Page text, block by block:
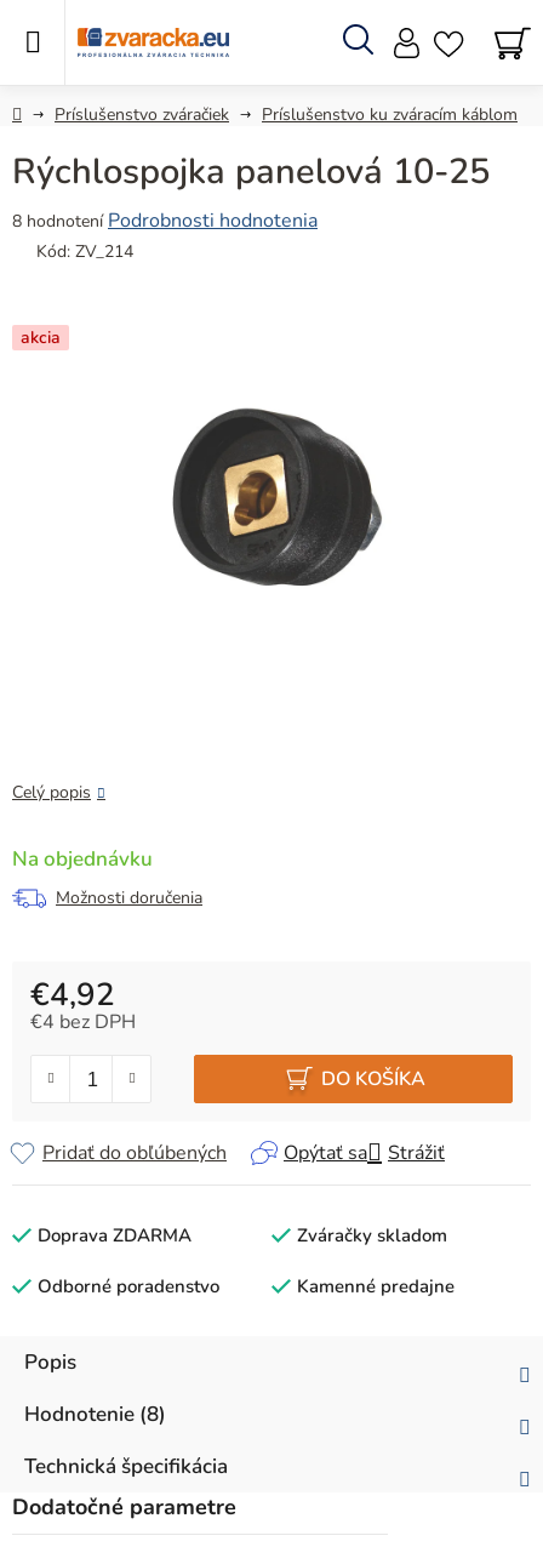
Hľadať
DomovPríslušenstvo zváračiek Príslušenstvo ku zváracím káblom
Celý popis
Na objednávku
Možnosti doručenia
€4,92
€4 bez DPH
DO KOŠÍKA
Opýtať sa Strážiť
Pridať do obľúbených
Rýchlospojka panelová 10-25
Priemerné
hodnotenie
5,0
z
8 hodnotení Podrobnosti hodnotenia
Kód: ZV_214
akcia
Doprava ZDARMA Zváračky skladom
Odborné poradenstvo Kamenné predajne
Popis
Hodnotenie (8)
Technická špecifikácia
Dodatočné parametre